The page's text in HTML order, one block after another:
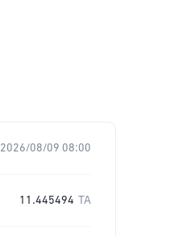
2026/08/09 08:00
11.445494 TA